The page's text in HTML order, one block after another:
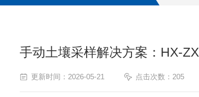
手动土壤采样解决方案：HX-
更新时间：2026-05-21 点击次数：205